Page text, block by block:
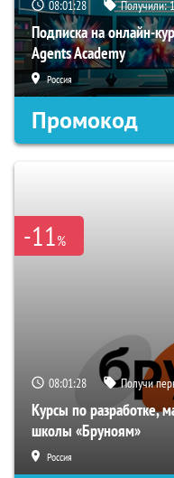
08:01:27 Получили:
Подписка на онлайн-
Agents Academy
Россия
Промокод
-11%
08:01:27 Получи
Курсы по разработке,
школы «Бруноям»
Россия